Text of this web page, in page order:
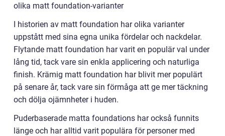
olika matt foundation-varianter
I historien av matt foundation har olika varianter
uppstått med sina egna unika fördelar och nackdelar.
Flytande matt foundation har varit en populär val under
lång tid, tack vare sin enkla applicering och naturliga
finish. Krämig matt foundation har blivit mer populärt
på senare år, tack vare sin förmåga att ge mer täckning
och dölja ojämnheter i huden.
Puderbaserade matta foundations har också funnits
länge och har alltid varit populära för personer med